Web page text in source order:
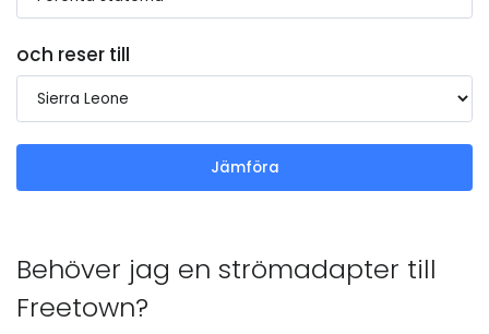
och reser till
Jämföra
Behöver jag en strömadapter till
Freetown?